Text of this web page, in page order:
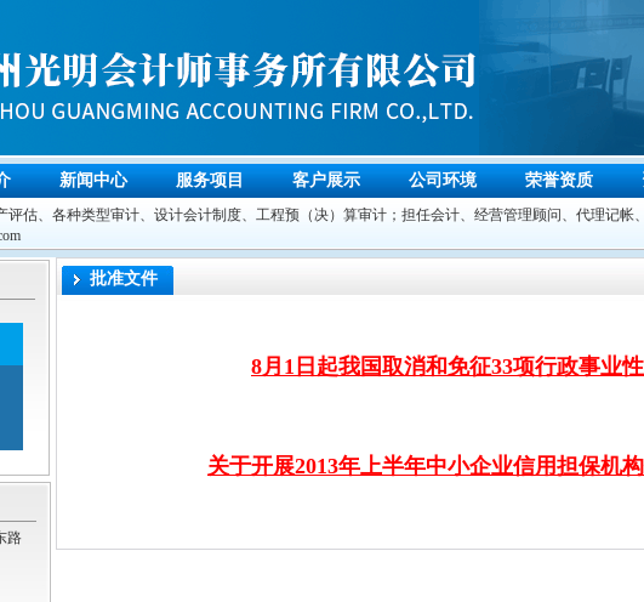
新闻中心 服务项目 客户展示 公司环境 荣誉资质
、各种类型审计、设计会计制度、工程预（决）算审计；担任会计、经营管理顾问、代理记帐
路
批准文件
8月1日起我国取消和免征33项行政事业
关于开展2013年上半年中小企业信用担保机